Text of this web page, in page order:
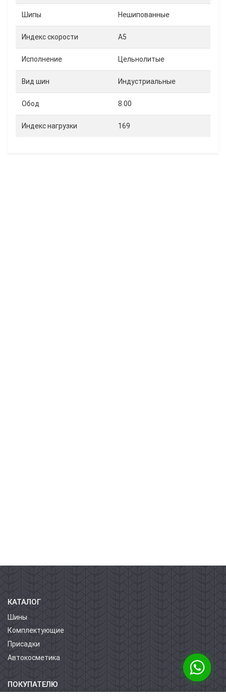
Шипы Нешипованные
Индекс скорости A5
Исполнение Цельнолитые
Вид шин Индустриальные
Обод 8.00
Индекс нагрузки 169
КАТАЛОГ
Шины
Комплектующие
Присадки
Автокосметика
ПОКУПАТЕЛЮ